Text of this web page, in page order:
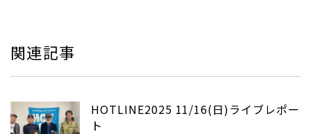
関連記事
HOTLINE2025 11/16(日)ライブレポー
ト